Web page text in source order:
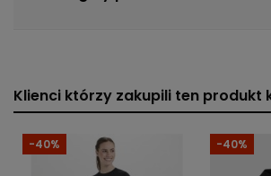
Klienci którzy zakupili ten produkt
-40% -40%